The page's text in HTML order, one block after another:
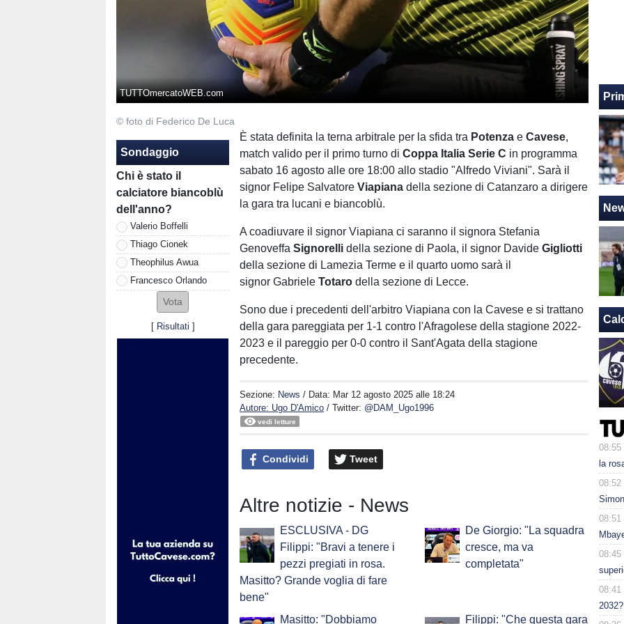
TUTTOmercatoWEB.com
© foto di Federico De Luca
Sondaggio
Chi è stato il
calciatore biancoblù
dell'anno?
Valerio Boffelli
Thiago Cionek
Theophilus Awua
Francesco Orlando
[ Risultati ]
È stata definita la terna arbitrale per la sfida tra Potenza eCavese,
match valido per il primo turno diCoppa Italia Serie C in programma
sabato 16 agosto alle ore 18:00 allo stadio "Alfredo Viviani". Sarà il
signor Felipe SalvatoreViapiana della sezione di Catanzaro a dirigere
la gara tra lucani e biancoblù.
A coadiuvare il signor Viapiana ci saranno il signora Stefania
GenoveffaSignorelli della sezione di Paola, il signor DavideGigliotti
della sezione di Lamezia Terme e il quarto uomo sarà il
signor GabrieleTotaro della sezione di Lecce.
Sono due i precedenti dell'arbitro Viapiana con la Cavese e si trattano
della gara pareggiata per 1-1 contro l'Afragolese della stagione 2022-
2023 e il pareggio per 0-0 contro il Sant'Agata della stagione
precedente.
Sezione: News / Data: Mar 12 agosto 2025 alle 18:24
Autore: Ugo D'Amico / Twitter: @DAM_Ugo1996
vedi letture
Condividi Tweet
Altre notizie - News
ESCLUSIVA - DG
Filippi: "Bravi a tenere i
pezzi pregiati in rosa.
Masitto? Grande voglia di fare
bene"
De Giorgio: "La squadra
cresce, ma va
completata"
Masitto: "Dobbiamo Filippi: "Che questa gara
08:55
la
08:52
08:51
08:45
08:41